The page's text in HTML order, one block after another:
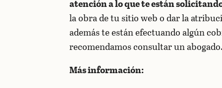
atención a lo que te están
la obra de tu sitio web o dar la
además te están efectuando algún
recomendamos consultar un
Más información: